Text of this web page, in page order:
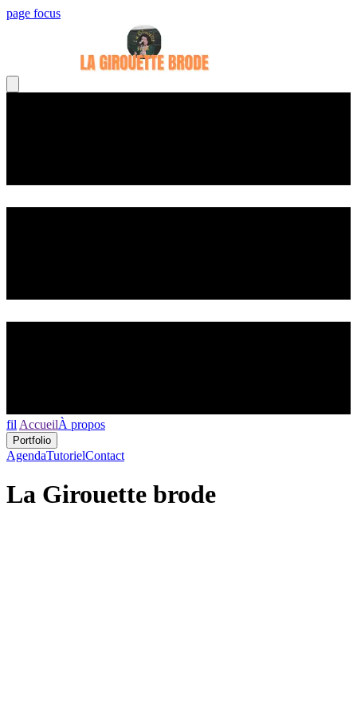
page focus
fil AccueilÀ propos
Portfolio
AgendaTutorielContact
La Girouette brode